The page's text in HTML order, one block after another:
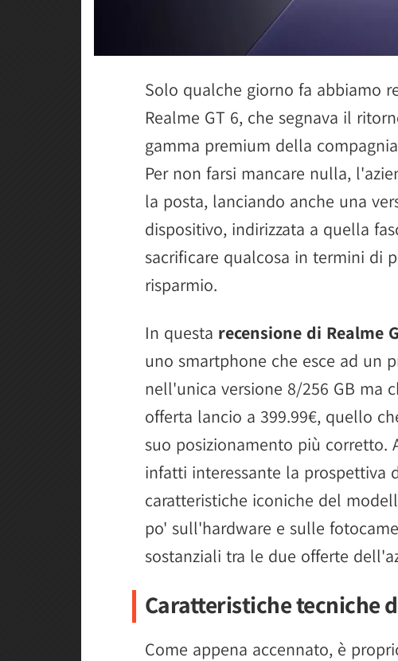
Solo qualche giorno fa abbiamo
Realme GT 6, che segnava il
gamma premium della
Per non farsi mancare nulla,
la posta, lanciando anche una
dispositivo, indirizzata a quella
sacrificare qualcosa in termini di
risparmio.
In questa recensione di Realme
uno smartphone che esce ad un
nell'unica versione 8/256 GB ma
offerta lancio a 399.99€, quello
suo posizionamento più corretto.
infatti interessante la prospettiva
caratteristiche iconiche del
po' sull'hardware e sulle
sostanziali tra le due offerte
Caratteristiche tecniche
Come appena accennato, è